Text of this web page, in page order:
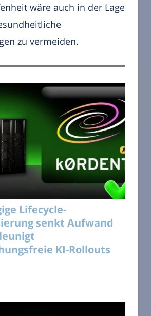
wäre auch in der Lage
zu vermeiden.
Lifecycle-
senkt Aufwand
KI-Rollouts